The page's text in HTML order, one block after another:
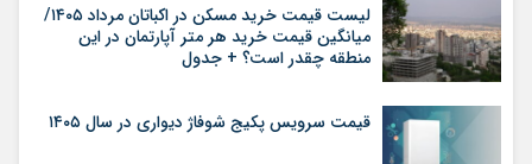
لیست قیمت خرید مسکن در اکباتان مرداد ۱۴۰۵/
میانگین قیمت خرید هر متر آپارتمان در این
منطقه چقدر است؟ + جدول
قیمت سرویس پکیج شوفاژ دیواری در سال ۱۴۰۵